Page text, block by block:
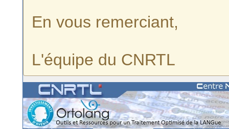
En vous remerciant,
L'équipe du CNRTL